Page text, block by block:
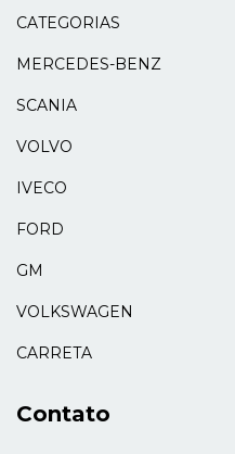
CATEGORIAS
MERCEDES-BENZ
SCANIA
VOLVO
IVECO
FORD
GM
VOLKSWAGEN
CARRETA
Contato